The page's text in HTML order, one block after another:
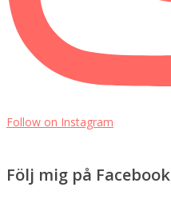
Follow on Instagram
Följ mig på Facebook